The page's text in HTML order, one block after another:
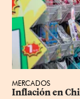
MERCADOS
Inflación en